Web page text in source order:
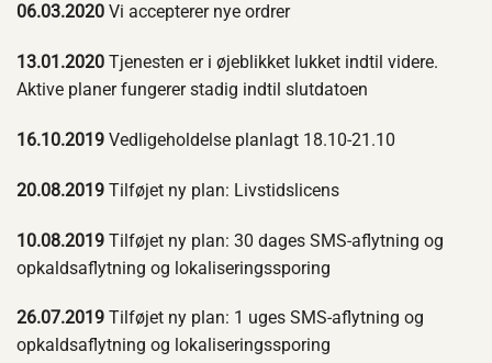
06.03.2020 Vi accepterer nye ordrer
13.01.2020 Tjenesten er i øjeblikket lukket indtil videre.
Aktive planer fungerer stadig indtil slutdatoen
16.10.2019 Vedligeholdelse planlagt 18.10-21.10
20.08.2019 Tilføjet ny plan: Livstidslicens
10.08.2019 Tilføjet ny plan: 30 dages SMS-aflytning og
opkaldsaflytning og lokaliseringssporing
26.07.2019 Tilføjet ny plan: 1 uges SMS-aflytning og
opkaldsaflytning og lokaliseringssporing